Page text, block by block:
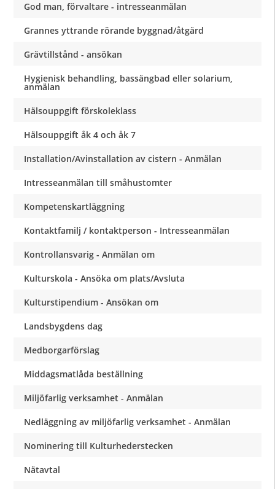
God man, förvaltare - intresseanmälan
Grannes yttrande rörande byggnad/åtgärd
Grävtillstånd - ansökan
Hygienisk behandling, bassängbad eller solarium,
anmälan
Hälsouppgift förskoleklass
Hälsouppgift åk 4 och åk 7
Installation/Avinstallation av cistern - Anmälan
Intresseanmälan till småhustomter
Kompetenskartläggning
Kontaktfamilj / kontaktperson - Intresseanmälan
Kontrollansvarig - Anmälan om
Kulturskola - Ansöka om plats/Avsluta
Kulturstipendium - Ansökan om
Landsbygdens dag
Medborgarförslag
Middagsmatlåda beställning
Miljöfarlig verksamhet - Anmälan
Nedläggning av miljöfarlig verksamhet - Anmälan
Nominering till Kulturhederstecken
Nätavtal